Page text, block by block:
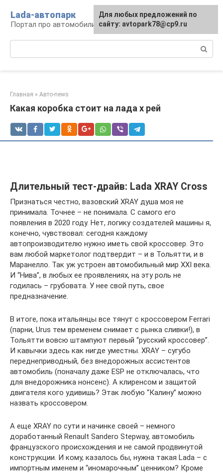
контенту
Lada-автопарк
Портал про автомобили Lada
Главная » Авто-news
Какая коробка стоит на лада х рей
Длительный тест-драйв: Lada XRAY Cross
Признаться честно, вазовский XRAY душа моя не
принимала. Точнее – не понимала. С самого его
появления в 2020 году. Нет, логику создателей машины я,
конечно, чувствовал: сегодня каждому
автопроизводителю нужно иметь свой кроссовер. Это
вам любой маркетолог подтвердит – и в Тольятти, и в
Маранелло. Так уж устроен автомобильный мир XXI века.
И “Нива”, в любых ее проявлениях, на эту роль не
годилась – грубовата. У нее свой путь, свое
предназначение.
В итоге, пока итальянцы все тянут с кроссовером Ferrari
(парни, Urus тем временем снимает с рынка сливки!), в
Тольятти вовсю штампуют первый “русский кроссовер”.
И кавычки здесь как нигде уместны. XRAY – сугубо
переднеприводный, без внедорожных ассистентов
автомобиль (поначалу даже ESP не отключалась, что
для внедорожника нонсенс). А клиренсом и защитой
двигателя кого удивишь? Этак любую “Калину” можно
назвать кроссовером.
А еще XRAY по сути и начинке своей – немного
доработанный Renault Sandero Stepway, автомобиль
французского происхождения и не самой продвинутой
конструкции. И кому, казалось бы, нужна такая Lada – с
импортным именем и “иномарочным” ценником? Кроме
Для любых предложений по
сайту: avtopark78@cp9.ru